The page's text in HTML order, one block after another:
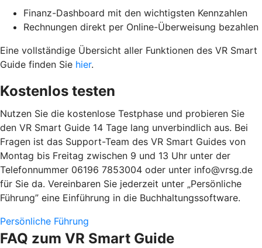
Finanz-Dashboard mit den wichtigsten Kennzahlen
Rechnungen direkt per Online-Überweisung bezahlen
Eine vollständige Übersicht aller Funktionen des VR Smart
Guide finden Sie hier.
Kostenlos testen
Nutzen Sie die kostenlose Testphase und probieren Sie
den VR Smart Guide 14 Tage lang unverbindlich aus. Bei
Fragen ist das Support-Team des VR Smart Guides von
Montag bis Freitag zwischen 9 und 13 Uhr unter der
Telefonnummer 06196 7853004 oder unter info@vrsg.de
für Sie da. Vereinbaren Sie jederzeit unter „Persönliche
Führung” eine Einführung in die Buchhaltungssoftware.
Persönliche Führung
FAQ zum VR Smart Guide